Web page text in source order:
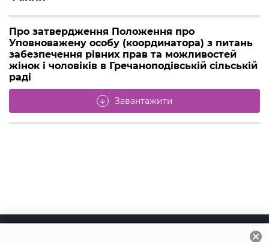
Про затвердження Положення про
Уповноважену особу (координатора) з питань
забезпечення рівних прав та можливостей
жінок і чоловіків в Гречаноподівській сільській
раді
arrow_downward Завантажити
cancel